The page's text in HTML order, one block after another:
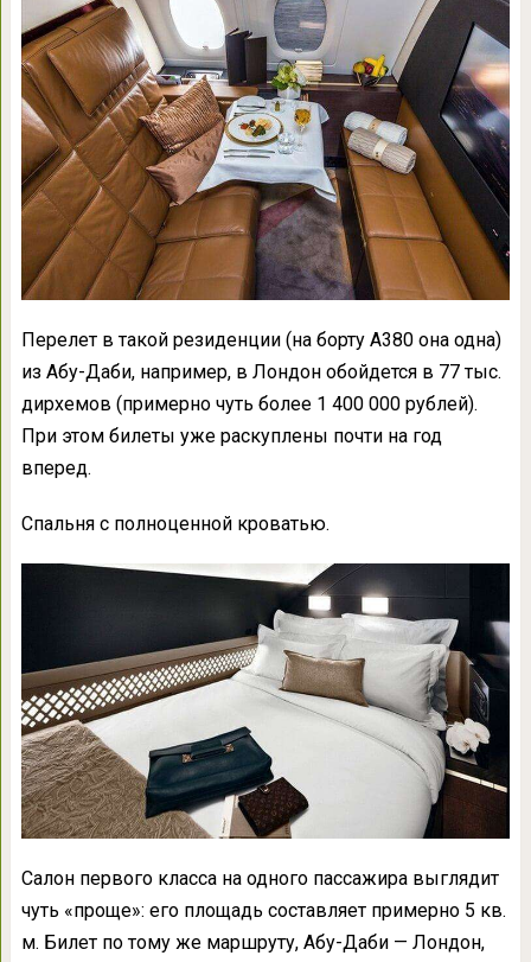
Перелет в такой резиденции (на борту А380 она одна)
из Абу-Даби, например, в Лондон обойдется в 77 тыс.
дирхемов (примерно чуть более 1 400 000 рублей).
При этом билеты уже раскуплены почти на год
вперед.
Спальня с полноценной кроватью.
Салон первого класса на одного пассажира выглядит
чуть «проще»: его площадь составляет примерно 5 кв.
м. Билет по тому же маршруту, Абу-Даби — Лондон,